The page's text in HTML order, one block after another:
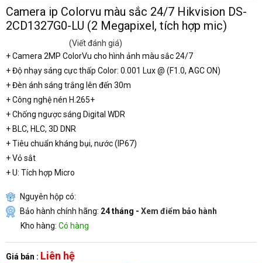
Camera ip Colorvu màu sắc 24/7 Hikvision DS-
2CD1327G0-LU (2 Megapixel, tích hợp mic)
(Viết đánh giá)
+ Camera 2MP ColorVu cho hình ảnh màu sắc 24/7
+ Độ nhạy sáng cực thấp Color: 0.001 Lux @ (F1.0, AGC ON)
+ Đèn ánh sáng trắng lên đến 30m
+ Công nghệ nén H.265+
+ Chống ngược sáng Digital WDR
+ BLC, HLC, 3D DNR
+ Tiêu chuẩn kháng bụi, nước (IP67)
+ Vỏ sắt
+ U: Tích hợp Micro
Nguyên hộp có:
Bảo hành chính hãng: 24 tháng - Xem điểm bảo hành
Kho hàng: Có hàng
Giá bán : Liên hệ